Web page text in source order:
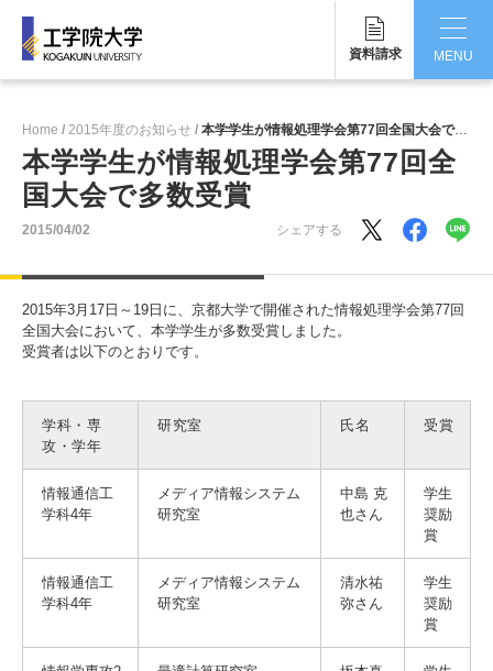
資料請求
MENU
工学院大学について
学部・大学院
研究・産学連携
就職・キャリア
キャンパス
入試情報
Home 2015年度のお知らせ 本学学生が情報処理学会第77回全国大会で多数受賞
本学学生が情報処理学会第77回全
国大会で多数受賞
2015/04/02 シェアする
2015年3月17日～19日に、京都大学で開催された情報処理学会第77回
全国大会において、本学学生が多数受賞しました。
受賞者は以下のとおりです。
学科・専
攻・学年
研究室 氏名 受賞
情報通信工
学科4年
メディア情報システム
研究室
中島 克
也さん
学生
奨励
賞
情報通信工
学科4年
メディア情報システム
研究室
清水祐
弥さん
学生
奨励
賞